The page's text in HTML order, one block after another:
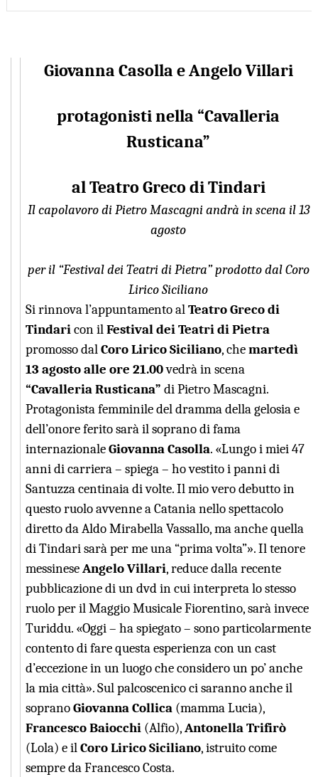
Giovanna Casolla e Angelo Villari
protagonisti nella “Cavalleria
Rusticana”
al Teatro Greco di Tindari
Il capolavoro di Pietro Mascagni andrà in scena il 13
agosto
per il “Festival dei Teatri di Pietra” prodotto dal Coro
Lirico Siciliano
Si rinnova l’appuntamento alTeatro Greco di
Tindaricon ilFestival dei Teatri di Pietra
promosso dalCoro Lirico Siciliano, chemartedì
13 agosto alle ore 21.00vedrà in scena
“Cavalleria Rusticana” di Pietro Mascagni.
Protagonista femminile del dramma della gelosia e
dell’onore ferito sarà il soprano di fama
internazionaleGiovanna Casolla. «Lungo i miei 47
anni di carriera – spiega – ho vestito i panni di
Santuzza centinaia di volte. Il mio vero debutto in
questo ruolo avvenne a Catania nello spettacolo
diretto da Aldo Mirabella Vassallo, ma anche quella
di Tindari sarà per me una “prima volta”». Il tenore
messineseAngelo Villari, reduce dalla recente
pubblicazione di un dvd in cui interpreta lo stesso
ruolo per il Maggio Musicale Fiorentino, sarà invece
Turiddu. «Oggi – ha spiegato – sono particolarmente
contento di fare questa esperienza con un cast
d’eccezione in un luogo che considero un po’ anche
la mia città». Sul palcoscenico ci saranno anche il
sopranoGiovanna Collica (mamma Lucia),
Francesco Baiocchi (Alfio),Antonella Trifirò
(Lola) e ilCoro Lirico Siciliano, istruito come
sempre da Francesco Costa.